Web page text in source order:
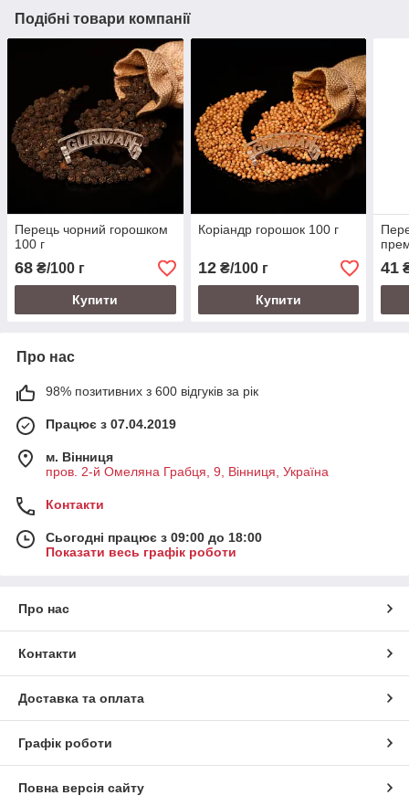
Подібні товари компанії
Перець чорний горошком
100 г
68 ₴/100 г
Купити
Коріандр горошок 100 г
12₴/100 г
Купити
41
Про нас
98% позитивних з 600 відгуків за рік
Працює з 07.04.2019
м. Вінниця
пров. 2-й Омеляна Грабця, 9, Вінниця, Україна
Контакти
Сьогодні працює з 09:00 до 18:00
Показати весь графік роботи
Про нас
Контакти
Доставка та оплата
Графік роботи
Повна версія сайту